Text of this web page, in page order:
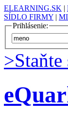
ELEARNING.SK |
SÍDLO FIRMY |
Prihlásenie: